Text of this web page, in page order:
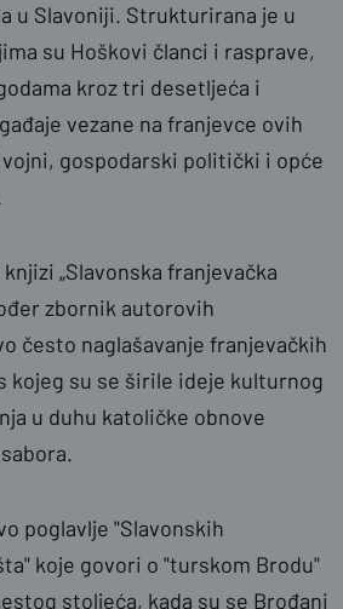
u Slavoniji. Strukturirana je u
su Hoškovi članci i rasprave,
kroz tri desetljeća i
vezane na franjevce ovih
gospodarski politički i opće
„Slavonska franjevačka
zbornik autorovih
često naglašavanje franjevačkih
kojeg su se širile ideje kulturnog
u duhu katoličke obnove
poglavlje "Slavonskih
koje govori o "turskom Brodu"
stoljeća, kada su se Brođani